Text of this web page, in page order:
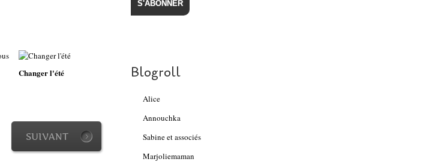
Changer l'été
SUIVANT
Blogroll
Alice
Annouchka
Sabine et associés
Marjoliemaman